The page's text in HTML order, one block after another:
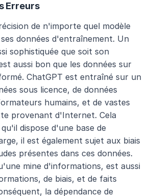
Erreurs
de n'importe quel modèle
données d'entraînement. Un
sophistiquée que soit son
aussi bon que les données sur
ChatGPT est entraîné sur un
sous licence, de données
humains, et de vastes
provenant d'Internet. Cela
dispose d'une base de
il est également sujet aux biais
présentes dans ces données.
mine d'informations, est aussi
de biais, et de faits
la dépendance de